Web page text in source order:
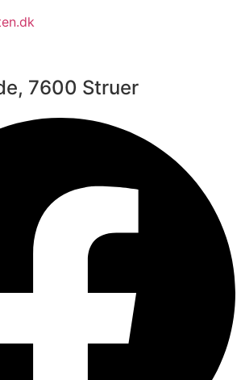
7600 Struer